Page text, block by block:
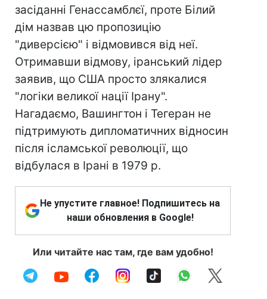
засіданні Генассамблєї, проте Білий
дім назвав цю пропозицію
"диверсією" і відмовився від неї.
Отримавши відмову, іранський лідер
заявив, що США просто злякалися
"логіки великої нації Ірану".
Нагадаємо, Вашингтон і Тегеран не
підтримують дипломатичних відносин
після ісламської революції, що
відбулася в Ірані в 1979 р.
Не упустите главное! Подпишитесь на
наши обновления в Google!
Или читайте нас там, где вам удобно!